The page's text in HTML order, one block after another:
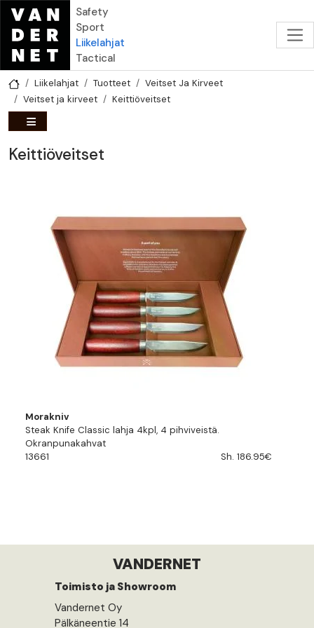
Hyppää pääsisältöön
Safety
Sport
Liikelahjat
Tactical
Liikelahjat Tuotteet
Veitset Ja Kirveet
Veitset ja kirveet
Keittiöveitset
Keittiöveitset
Morakniv
Steak Knife Classic lahja 4kpl, 4 pihviveistä.
Okranpunakahvat
13661
Sh. 186.95€
VANDERNET
Toimisto ja Showroom
Vandernet Oy
Pälkäneentie 14